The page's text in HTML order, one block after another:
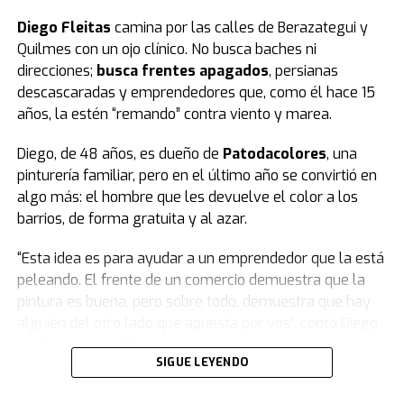
Finalmente, todos se pusieron de pie y se hizo silencio.
El peronismo se opuso desde el inicioy, además de
advertir que la ley se concentra en lo punitivo y no en la
protección de las infancias, remarcó que los fondos
presupuestados resultan insuficientes.
Según la norma,el presupuesto para un sistema que
reduce la edad de 16 a 14 años destina $23.700
millones a las provincias.
costo del metro cuadrado es de 3,2 millones de pesos.
Con el presupuesto previsto se podrían construir 7.400
Frente a esos números, Jorge Capitanich del PJ señaló:
Diego Fleitas camina por las calles de Berazategui y
Quilmes con un ojo clínico. No busca baches ni
direcciones; busca frentes apagados, persianas
descascaradas y emprendedores que, como él hace 15
años, la estén “remando” contra viento y marea.
Diego, de 48 años, es dueño de Patodacolores, una
pinturería familiar, pero en el último año se convirtió en
algo más: el hombre que les devuelve el color a los
barrios, de forma gratuita y al azar.
“Esta idea es para ayudar a un emprendedor que la está
peleando. El frente de un comercio demuestra que la
pintura es buena, pero sobre todo, demuestra que hay
en diálogo conTN.
SIGUE LEYENDO